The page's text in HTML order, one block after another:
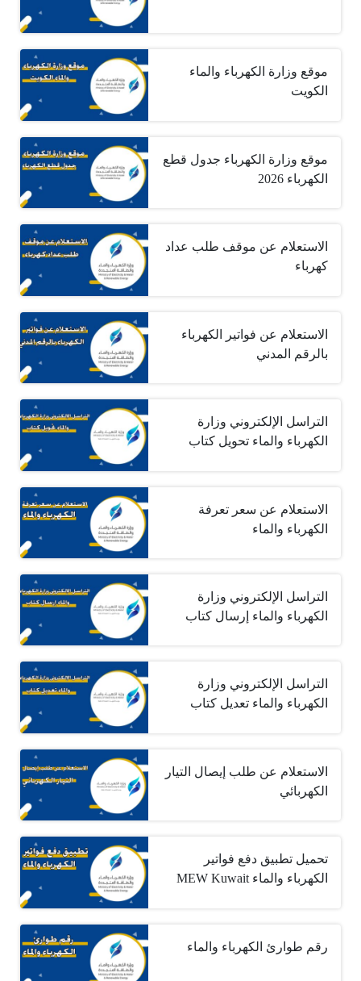
موقع وزارة الكهرباء والماء
الكويت
موقع وزارة الكهرباء جدول قطع
الكهرباء 2026
الاستعلام عن موقف طلب عداد
كهرباء
الاستعلام عن فواتير الكهرباء
بالرقم المدني
التراسل الإلكتروني وزارة
الكهرباء والماء تحويل كتاب
الاستعلام عن سعر تعرفة
الكهرباء والماء
التراسل الإلكتروني وزارة
الكهرباء والماء إرسال كتاب
التراسل الإلكتروني وزارة
الكهرباء والماء تعديل كتاب
الاستعلام عن طلب إيصال التيار
الكهربائي
تحميل تطبيق دفع فواتير
الكهرباء والماء MEW Kuwait
رقم طوارئ الكهرباء والماء